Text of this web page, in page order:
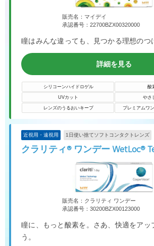
販売名：マイデイ
承認番号：22700BZX00320000
瞳はみんな違っても、見つかる理想のつ
詳細を見る
シリコーンハイドロゲル 酸
UVカット やさ
レンズのうるおいキープ プレミアムワ
近視用・遠視用 1日使い捨てソフトコンタクトレンズ
クラリティ® ワンデー WetLoc®
販売名：クラリティ ワンデー
承認番号：30200BZX00123000
瞳に、もっと酸素を。さあ、快適をアッ
う。